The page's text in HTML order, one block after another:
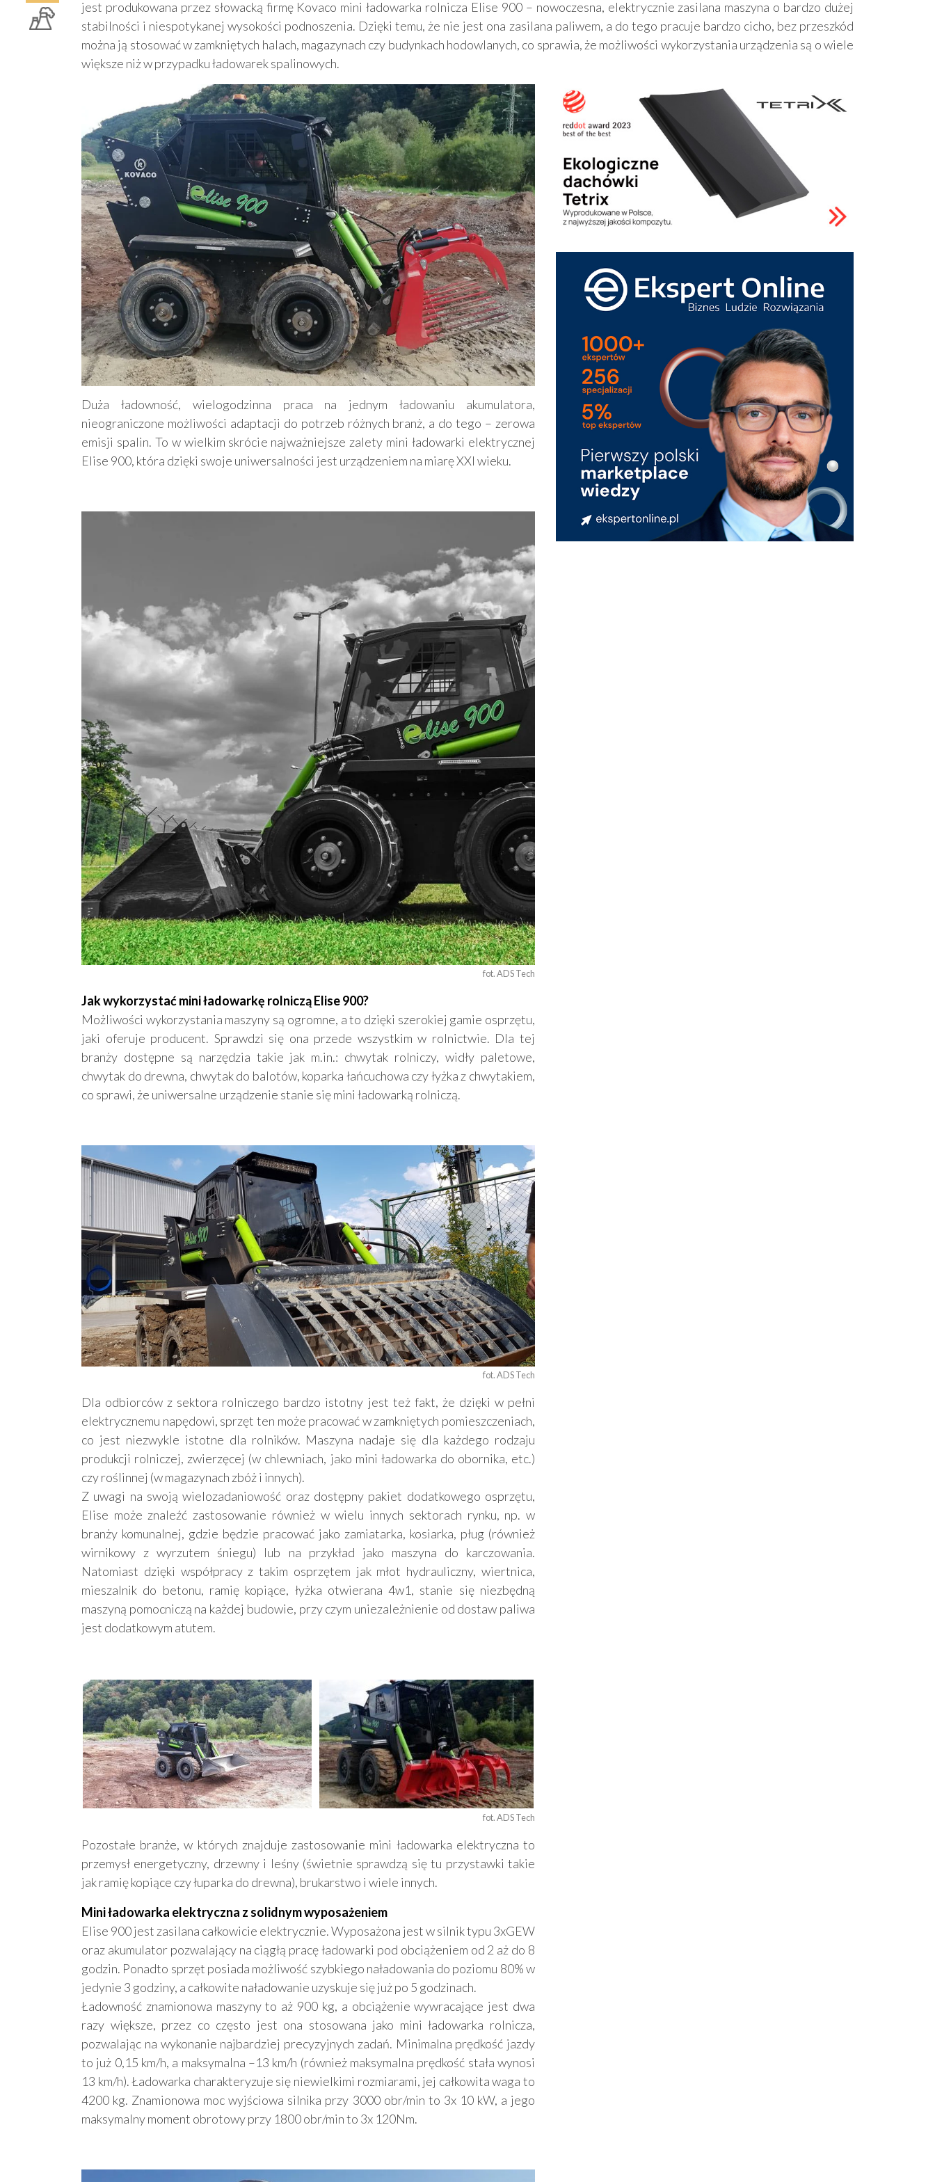
jest produkowana przez słowacką firmę Kovaco mini ładowarka rolnicza Elise 900 – nowoczesna, elektrycznie zasilana maszyna o bardzo dużej
stabilności i niespotykanej wysokości podnoszenia. Dzięki temu, że nie jest ona zasilana paliwem, a do tego pracuje bardzo cicho, bez przeszkód
można ją stosować w zamkniętych halach, magazynach czy budynkach hodowlanych, co sprawia, że możliwości wykorzystania urządzenia są o wiele
większe niż w przypadku ładowarek spalinowych.
Duża ładowność, wielogodzinna praca na jednym ładowaniu akumulatora,
nieograniczone możliwości adaptacji do potrzeb różnych branż, a do tego – zerowa
emisji spalin. To w wielkim skrócie najważniejsze zalety mini ładowarki elektrycznej
Elise 900, która dzięki swoje uniwersalności jest urządzeniem na miarę XXI wieku.
fot. ADS Tech
Jak wykorzystać mini ładowarkę rolniczą Elise 900?
Możliwości wykorzystania maszyny są ogromne, a to dzięki szerokiej gamie osprzętu,
jaki oferuje producent. Sprawdzi się ona przede wszystkim w rolnictwie. Dla tej
branży dostępne są narzędzia takie jak m.in.: chwytak rolniczy, widły paletowe,
chwytak do drewna, chwytak do balotów, koparka łańcuchowa czy łyżka z chwytakiem,
co sprawi, że uniwersalne urządzenie stanie się mini ładowarką rolniczą.
fot. ADS Tech
Dla odbiorców z sektora rolniczego bardzo istotny jest też fakt, że dzięki w pełni
elektrycznemu napędowi, sprzęt ten może pracować w zamkniętych pomieszczeniach,
co jest niezwykle istotne dla rolników. Maszyna nadaje się dla każdego rodzaju
produkcji rolniczej, zwierzęcej (w chlewniach, jako mini ładowarka do obornika, etc.)
czy roślinnej (w magazynach zbóż i innych).
Z uwagi na swoją wielozadaniowość oraz dostępny pakiet dodatkowego osprzętu,
Elise może znaleźć zastosowanie również w wielu innych sektorach rynku, np. w
branży komunalnej, gdzie będzie pracować jako zamiatarka, kosiarka, pług (również
wirnikowy z wyrzutem śniegu) lub na przykład jako maszyna do karczowania.
Natomiast dzięki współpracy z takim osprzętem jak młot hydrauliczny, wiertnica,
mieszalnik do betonu, ramię kopiące, łyżka otwierana 4w1, stanie się niezbędną
maszyną pomocniczą na każdej budowie, przy czym uniezależnienie od dostaw paliwa
jest dodatkowym atutem.
fot. ADS Tech
Pozostałe branże, w których znajduje zastosowanie mini ładowarka elektryczna to
przemysł energetyczny, drzewny i leśny (świetnie sprawdzą się tu przystawki takie
jak ramię kopiące czy łuparka do drewna), brukarstwo i wiele innych.
Mini ładowarka elektryczna z solidnym wyposażeniem
Elise 900 jest zasilana całkowicie elektrycznie. Wyposażona jest w silnik typu 3xGEW
oraz akumulator pozwalający na ciągłą pracę ładowarki pod obciążeniem od 2 aż do 8
godzin. Ponadto sprzęt posiada możliwość szybkiego naładowania do poziomu 80% w
jedynie 3 godziny, a całkowite naładowanie uzyskuje się już po 5 godzinach.
Ładowność znamionowa maszyny to aż 900 kg, a obciążenie wywracające jest dwa
razy większe, przez co często jest ona stosowana jako mini ładowarka rolnicza,
pozwalając na wykonanie najbardziej precyzyjnych zadań. Minimalna prędkość jazdy
to już 0,15 km/h, a maksymalna –13 km/h (również maksymalna prędkość stała wynosi
13 km/h). Ładowarka charakteryzuje się niewielkimi rozmiarami, jej całkowita waga to
4200 kg. Znamionowa moc wyjściowa silnika przy 3000 obr/min to 3x 10 kW, a jego
maksymalny moment obrotowy przy 1800 obr/min to 3x 120Nm.